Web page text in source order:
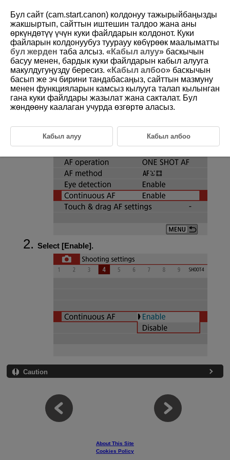
D101-079
Continuous AF
This function keeps subjects generally in focus. The camera is ready to
focus immediately when you press the shutter button halfway.
Select [ :Continuous AF].
Select [Enable].
Caution
About This Site
Cookies Policy
Бул сайт (cam.start.canon) колдонуу тажырыйбаңызды
жакшыртып, сайттын иштешин талдоо жана аны
өркүндөтүү үчүн куки файлдарын колдонот. Куки
файларын колдонуубуз туурауу көбүрөөк маалыматты
бул жерден таба алсыз. «Кабыл алуу» баскычын
басуу менен, бардык куки файлдарын кабыл алууга
макулдугуңузду бересиз. «Кабыл албоо» баскычын
басып же эч бирини тандабасаңыз, сайттын мазмуну
менен функцияларын камсыз кылууга талап кылынган
гана куки файлдары жазылат жана сакталат. Бул
жөндөөну каалаган учурда өзгөртө аласыз.
Кабыл алуу Кабыл албоо